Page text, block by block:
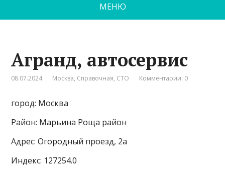
МЕНЮ
Агранд, автосервис
08.07.2024 Москва, Справочная, СТО Комментарии: 0
город: Москва
Район: Марьина Роща район
Адрес: Огородный проезд, 2а
Индекс: 127254.0